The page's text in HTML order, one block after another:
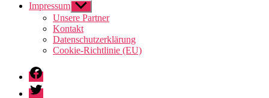
Impressum Untermenü
anzeigen
Unsere Partner
Kontakt
Datenschutzerklärung
Cookie-Richtlinie (EU)
Facebook
Twitter